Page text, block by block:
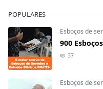
POPULARES
Esboços de
900
37
Esboços de